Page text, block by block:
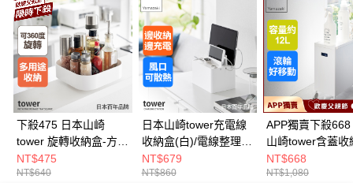
下殺475 日本山崎
tower 旋轉收納盒-方形
(白)/廚房收納盒/調味
料架/廚房收納
NT$475
NT$640
日本山崎tower充電線
收納盒(白)/電線整理/
電線盒/電線收納
NT$679
NT$860
APP獨賣下殺
山崎tower含蓋收
附輪(白)L/隙縫推
物盒/隙縫櫃
NT$668
NT$1,080